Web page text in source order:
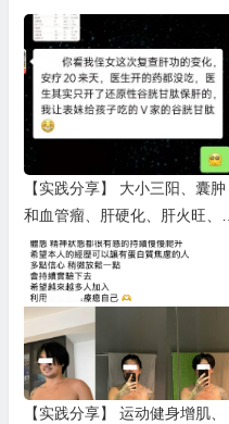
头、皱纹、胎记、皮屑（四）
【实践分享】 大小三阳、囊肿
和血管瘤、肝硬化、肝火旺、肝
酶、脂肪肝、胆结石、胆囊炎、
疼痛（一）
【实践分享】 运动健身增肌、